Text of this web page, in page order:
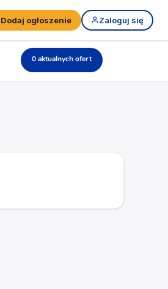
Dodaj ogłoszenie Zaloguj się
0 aktualnych ofert